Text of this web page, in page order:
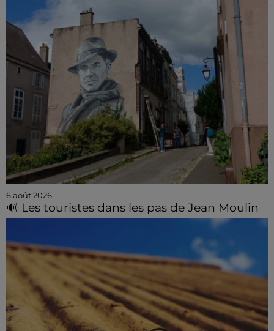
6 août 2026
🔊 Les touristes dans les pas de Jean Moulin